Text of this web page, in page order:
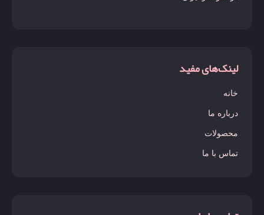
لینک‌های مفید
خانه
درباره ما
محصولات
تماس با ما